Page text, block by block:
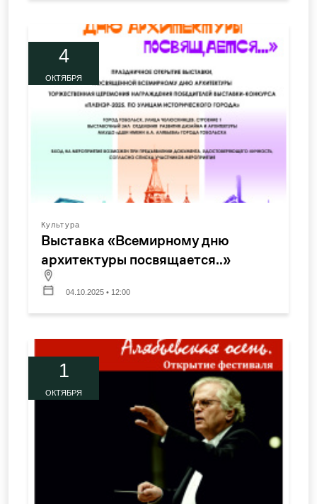
4
ОКТЯБРЯ
Культура
Выставка «Всемирному дню
архитектуры посвящается..»
04.10.2025 • 12:00
1
ОКТЯБРЯ